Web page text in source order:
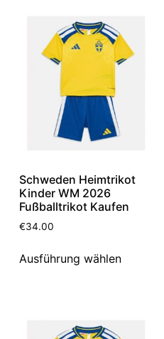
Schweden Heimtrikot
Kinder WM 2026
Fußballtrikot Kaufen
€34.00
Ausführung wählen